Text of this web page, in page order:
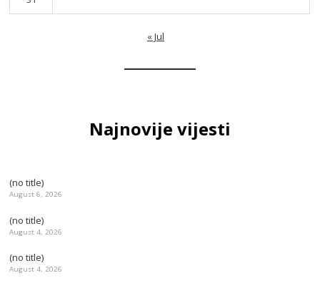
« Jul
Najnovije vijesti
(no title)
August 6, 2026
(no title)
August 4, 2026
(no title)
August 4, 2026